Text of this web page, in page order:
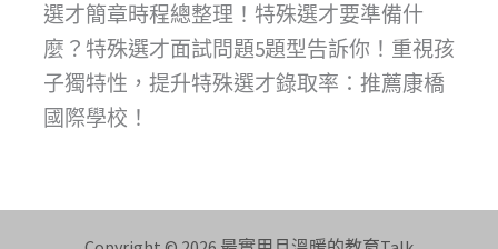
選才簡章時程總整理！特殊選才要準備什
麼？特殊選才面試問題5題型告訴你！重視孩
子獨特性，提升特殊選才錄取率：推薦康橋
國際學校！